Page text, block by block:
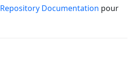
Repository Documentation pour